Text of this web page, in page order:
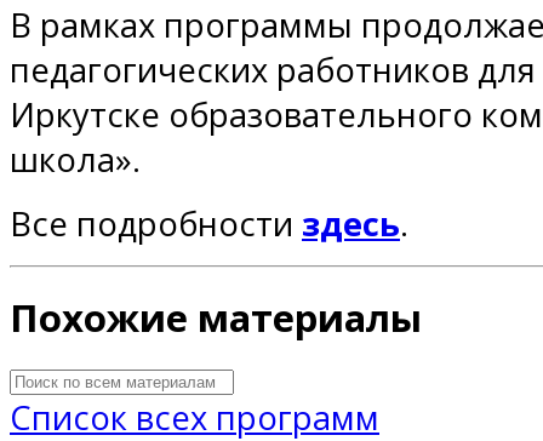
В рамках программы
педагогических работников
Иркутске образовательного
школа».
Все подробности здесь.
Похожие материалы
Список всех программ